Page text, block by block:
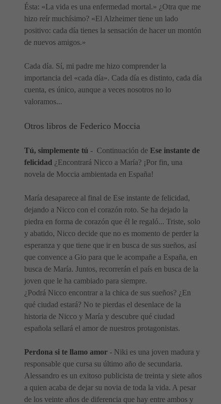
Ésta: «La vida es una enfermedad mortal.» ¿Otra que me
hizo reír muchísimo? «El Alzheimer tiene un lado
positivo: cada día tienes la sensación de hacer un montón
de nuevos amigos.»
Cada día. Sí, mi padre me hizo comprender la
importancia del «cada día». Cada día es distinto, cada día
cuenta, es único, aunque a veces nosotros no lo
valoramos...
Otros libros de Federico Moccia
Tú, simplemente tú - Continuación de Ese instante de
felicidad ¿Encontrará Nicco a María? ¡Por fin, una
novela de Moccia ambientada en España!
María desaparece al final de Ese instante de felicidad,
dejando a Nicco con el corazón roto. Se ha dejado la
piedra en forma de corazón que él le regaló... Triste, solo
y abatido, Nicco decide que no es momento de perder la
esperanza y que tiene que ir en busca de sus sueños, así
que convence a Gio para que le acompañe a España, en
busca de María. Juntos, recorrerán el país en busca de la
joven que le ha cambiado para siempre.
¿Podrá Nicco encontrar a la chica de sus sueños? ¿En
qué ciudad estará? No te pierdas el desenlace de la
historia de Nicco y María y descubre qué ciudad
española sellará el amor de nuestros protagonistas.
Perdona si te llamo amor - Niki es una joven madura y
responsable que cursa su último año de secundaria.
Alessandro es un exitoso publicista de treinta y siete años
a quien acaba de dejar su novia de toda la vida. A pesar
de los veinte años de diferencia que hay entre ambos y